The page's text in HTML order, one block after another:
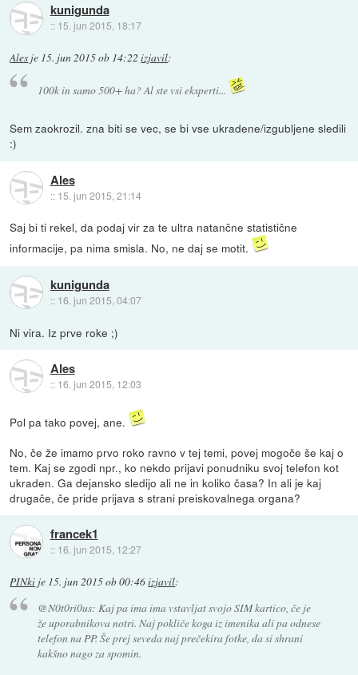
kunigunda
:: 15. jun 2015, 18:17
Ales je 15. jun 2015 ob 14:22 izjavil:
100k in samo 500+ ha? Al ste vsi eksperti...
Sem zaokrozil. zna biti se vec, se bi vse ukradene/izgubljene sledili
:)
Ales
:: 15. jun 2015, 21:14
Saj bi ti rekel, da podaj vir za te ultra natančne statistične
informacije, pa nima smisla. No, ne daj se motit.
kunigunda
:: 16. jun 2015, 04:07
Ni vira. Iz prve roke ;)
Ales
:: 16. jun 2015, 12:03
Pol pa tako povej, ane.
No, če že imamo prvo roko ravno v tej temi, povej mogoče še kaj o
tem. Kaj se zgodi npr., ko nekdo prijavi ponudniku svoj telefon kot
ukraden. Ga dejansko sledijo ali ne in koliko časa? In ali je kaj
drugače, če pride prijava s strani preiskovalnega organa?
francek1
:: 16. jun 2015, 12:27
PINki je 15. jun 2015 ob 00:46izjavil:
@N0t0ri0us: Kaj pa ima ima vstavljat svojo SIM kartico, če je
že uporabnikova notri. Naj pokliče koga iz imenika ali pa odnese
telefon na PP. Še prej seveda naj prečekira fotke, da si shrani
kakšno nago za spomin.